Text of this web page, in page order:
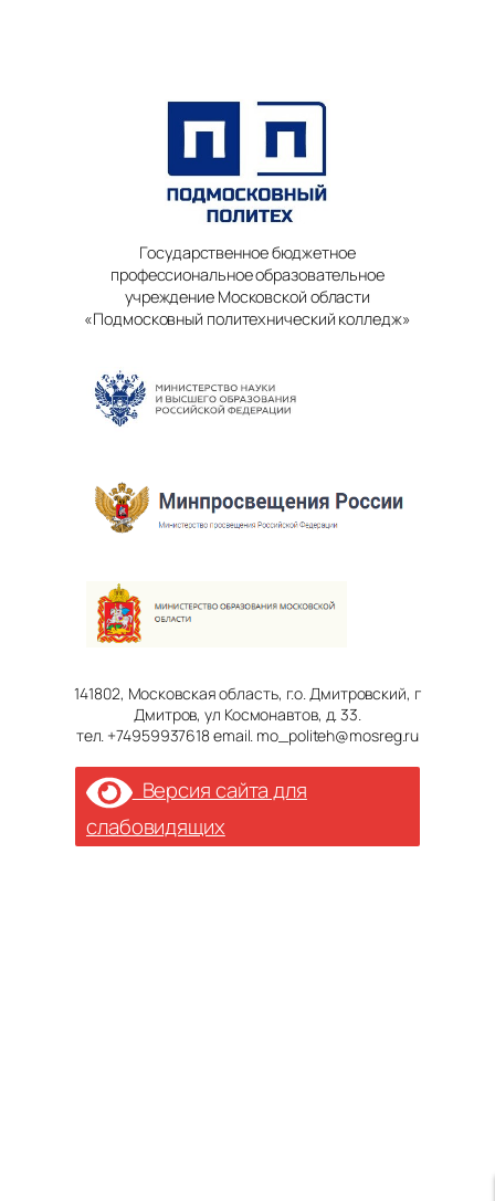
Государственное бюджетное
профессиональное образовательное
учреждение Московской области
«Подмосковный политехнический колледж»
141802, Московская область, г.о. Дмитровский, г
Дмитров, ул Космонавтов, д. 33.
тел. +74959937618 email. mo_politeh@mosreg.ru
Версия сайта для
слабовидящих